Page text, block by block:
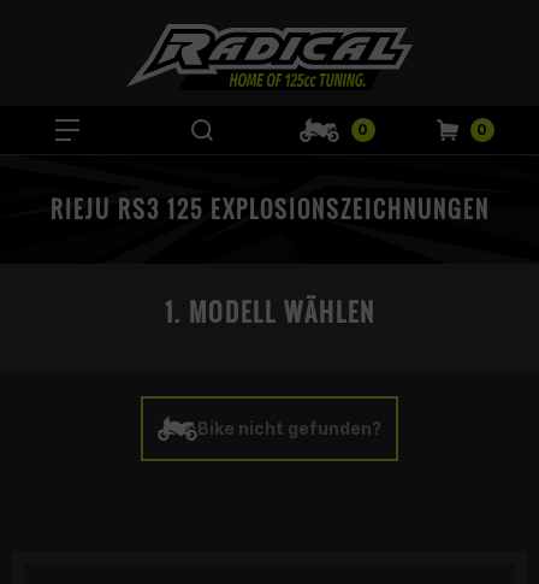
0 0
RIEJU RS3 125 EXPLOSIONSZEICHNUNGEN
1. MODELL WÄHLEN
Bike nicht gefunden?